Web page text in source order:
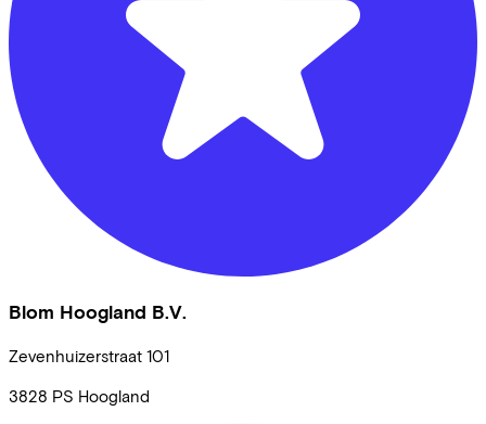
Blom Hoogland B.V.
Zevenhuizerstraat 101
3828 PS Hoogland